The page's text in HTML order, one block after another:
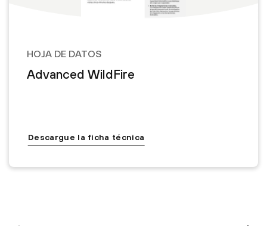
HOJA DE DATOS
Advanced WildFire
Descargue la ficha técnica